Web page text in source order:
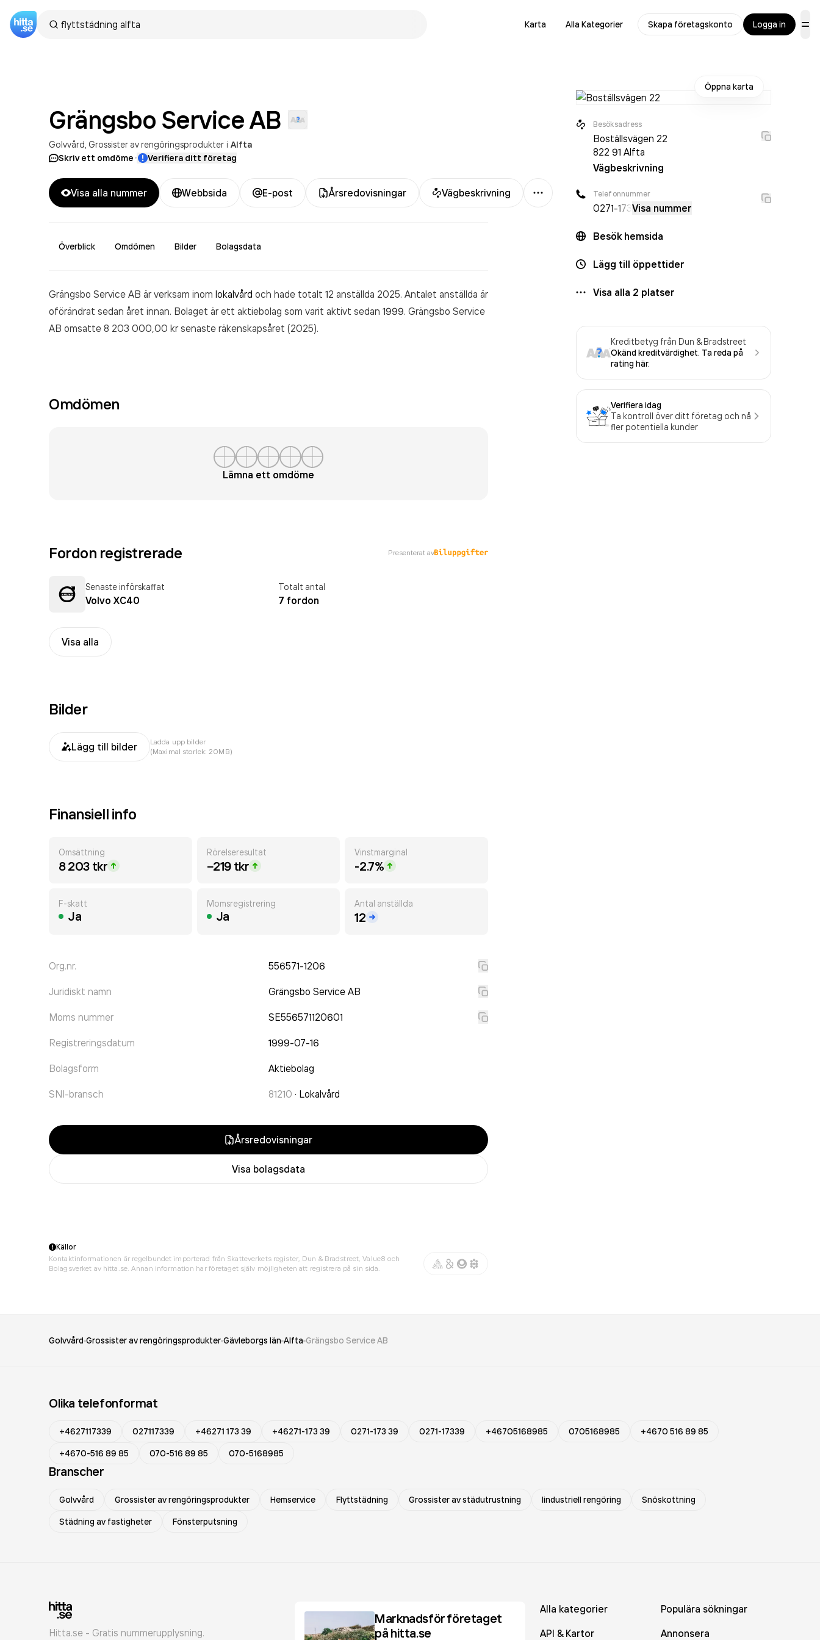
Karta Alla Kategorier Skapa företagskonto Logga in
Grängsbo ServiceAB
Golvvård Grossister av rengöringsprodukter i Alfta
Skriv ett omdöme· Verifiera ditt företag
Visa alla nummer Webbsida E-post Årsredovisningar Vägbeskrivning
Mer
Överblick Omdömen Bilder Bolagsdata
Grängsbo Service AB är verksam inom lokalvård och hade totalt 12 anställda 2025. Antalet anställda är
oförändrat sedan året innan. Bolaget är ett aktiebolag som varit aktivt sedan 1999. Grängsbo Service
AB omsatte 8 203 000,00 krsenaste räkenskapsåret (2025).
Omdömen
Lämna ett omdöme
Fordon registrerade Presenterat av
Senaste införskaffat
Volvo XC40
Totalt antal
7 fordon
Visa alla
Bilder
Lägg till bilder
Ladda upp bilder
(Maximal storlek: 20MB)
Finansiell info
Omsättning
8 203 tkr
Rörelseresultat
−219 tkr
Vinstmarginal
-2.7%
F-skatt
Ja
Momsregistrering
Ja
Antal anställda
12
Org.nr. 556571-1206
Juridiskt namn Grängsbo Service AB
Moms nummer SE556571120601
Registreringsdatum 1999-07-16
Bolagsform Aktiebolag
SNI-bransch 81210 · Lokalvård
Årsredovisningar
Visa bolagsdata
Öppna karta
Besöksadress
Boställsvägen 22
822 91 Alfta
Vägbeskrivning
Telefonnummer
0271-173Visa nummer
Besök hemsida
Lägg till öppettider
Visa alla 2 platser
Kreditbetyg från Dun & Bradstreet
Okänd kreditvärdighet. Ta reda på
rating här.
Verifiera idag
Ta kontroll över ditt företag och nå
fler potentiella kunder
Källor
Kontaktinformationen är regelbundet importerad från Skatteverkets register, Dun & Bradstreet, Value8 och
Bolagsverket av hitta.se. Annan information har företaget själv möjligheten att registrera på sin sida.
Golvvård Grossister av rengöringsprodukter Gävleborgs län Alfta Grängsbo Service AB
Olika telefonformat
+4627117339 027117339 +46271 173 39 +46271-173 39 0271-173 39 0271-17339 +46705168985 0705168985
+4670 516 89 85
+4670-516 89 85
070-516 89 85 070-5168985
Branscher
Golvvård Grossister av rengöringsprodukter Hemservice Flyttstädning Grossister av städutrustning Iindustriell rengöring
Snöskottning
Städning av fastigheter
Fönsterputsning
Hitta.se - Gratis nummerupplysning.
Marknadsför företaget
på hitta.se
Alla kategorier
Populära sökningar
API & Kartor
Annonsera